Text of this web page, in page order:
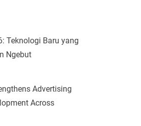
Teknologi Baru yang
Ngebut
Advertising
Across